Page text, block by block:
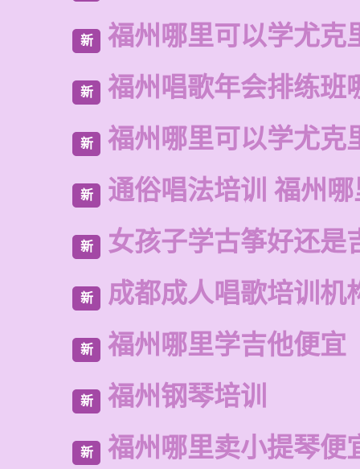
新 福州哪里可以学尤克
新 福州唱歌年会排练班
新 福州哪里可以学尤克
新 通俗唱法培训 福州
新 女孩子学古筝好还是
新 成都成人唱歌培训机
新 福州哪里学吉他便宜
新 福州钢琴培训
新 福州哪里卖小提琴便